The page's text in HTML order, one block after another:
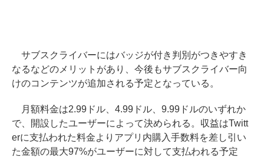
サブスクライバーにはバッジが付き判別がつきやすき
なるなどのメリットがあり、今後もサブスクライバー向
けのコンテンツが追加される予定となっている。
月額料金は2.99ドル、4.99ドル、9.99ドルのいずれか
で、開設したユーザーによって決められる。収益はTwitt
erに支払われた料金よりアプリ内購入手数料を差し引い
た金額の最大97%がユーザーに対して支払われる予定